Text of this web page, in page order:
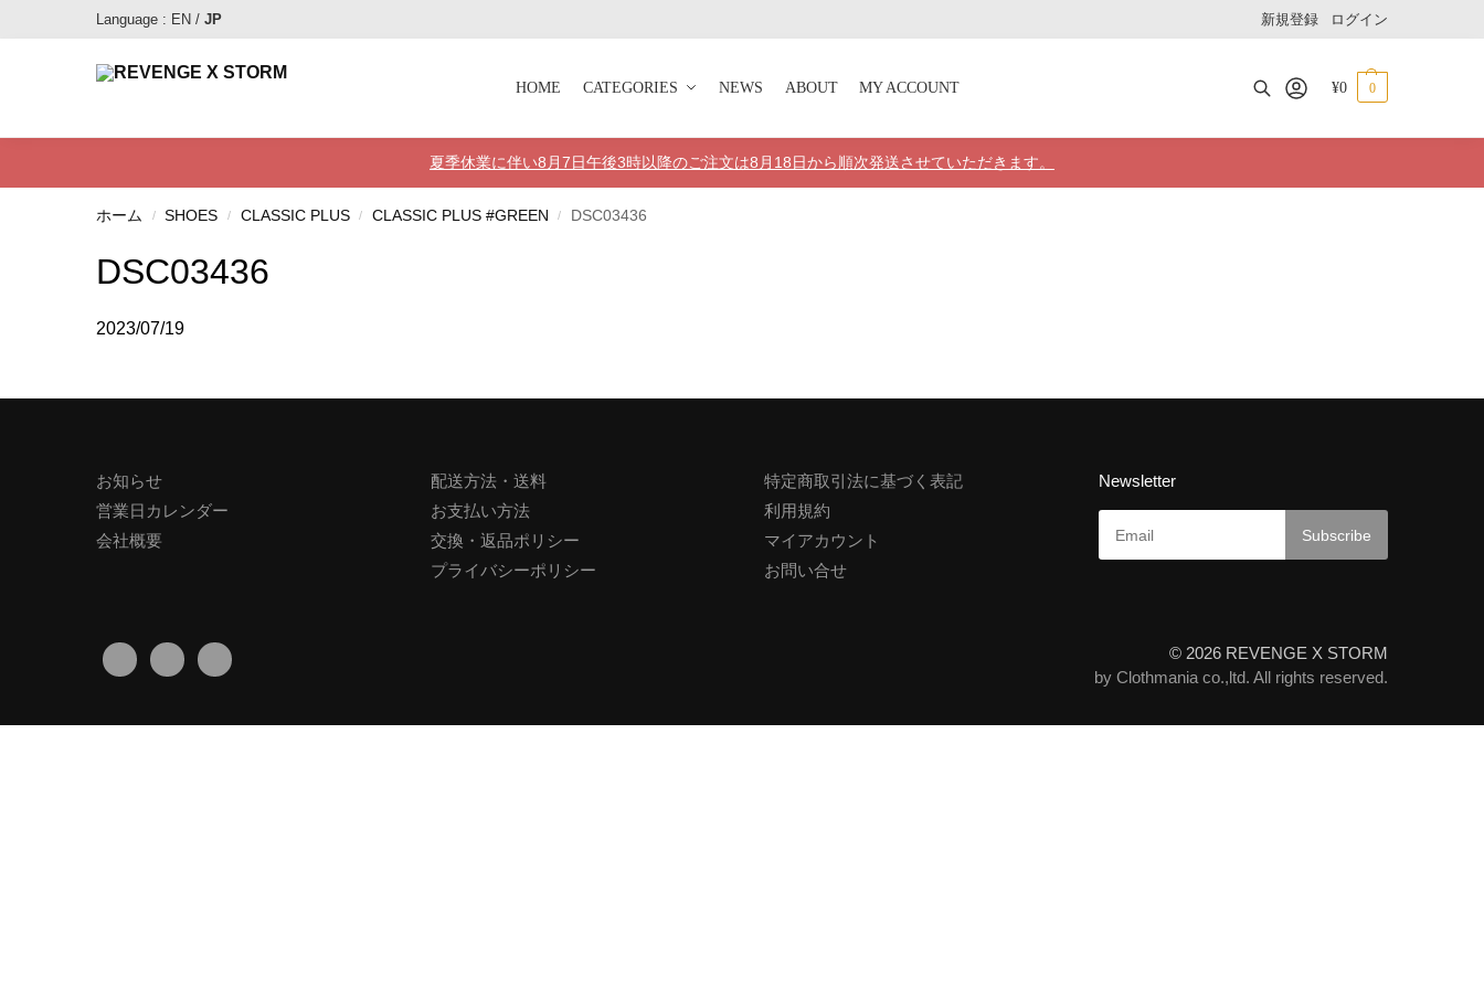
Language : EN / JP 新規登録 ログイン
HOME CATEGORIES NEWS ABOUT MY ACCOUNT
最近追加された商品
¥0 0
夏季休業に伴い8月7日午後3時以降のご注文は8月18日から順次発送させていただきます。
ホーム / SHOES / CLASSIC PLUS / CLASSIC PLUS #GREEN / DSC03436
DSC03436
2023/07/19
お知らせ
営業日カレンダー
会社概要
配送方法・送料
お支払い方法
交換・返品ポリシー
プライバシーポリシー
特定商取引法に基づく表記
利用規約
マイアカウント
お問い合せ
Newsletter
© 2026 REVENGE X STORM
by Clothmania co.,ltd. All rights reserved.